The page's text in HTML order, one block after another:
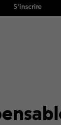
S'inscrire